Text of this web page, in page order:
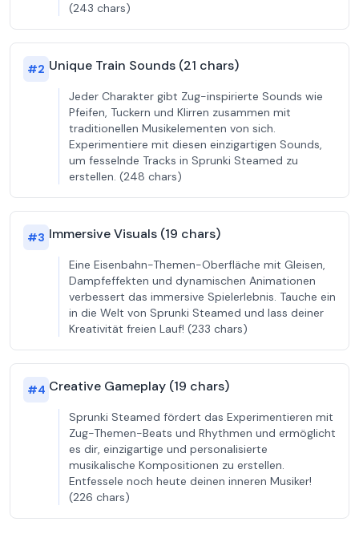
(243 chars)
#2 Unique Train Sounds (21 chars)
Jeder Charakter gibt Zug-inspirierte Sounds wie
Pfeifen, Tuckern und Klirren zusammen mit
traditionellen Musikelementen von sich.
Experimentiere mit diesen einzigartigen Sounds,
um fesselnde Tracks in Sprunki Steamed zu
erstellen. (248 chars)
#3 Immersive Visuals (19 chars)
Eine Eisenbahn-Themen-Oberfläche mit Gleisen,
Dampfeffekten und dynamischen Animationen
verbessert das immersive Spielerlebnis. Tauche ein
in die Welt von Sprunki Steamed und lass deiner
Kreativität freien Lauf! (233 chars)
#4 Creative Gameplay (19 chars)
Sprunki Steamed fördert das Experimentieren mit
Zug-Themen-Beats und Rhythmen und ermöglicht
es dir, einzigartige und personalisierte
musikalische Kompositionen zu erstellen.
Entfessele noch heute deinen inneren Musiker!
(226 chars)